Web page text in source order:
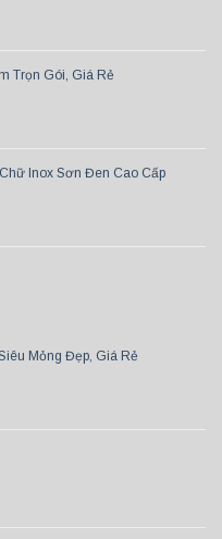
Trọn Gói, Giá Rẻ
Inox Sơn Đen Cao Cấp
Mỏng Đẹp, Giá Rẻ